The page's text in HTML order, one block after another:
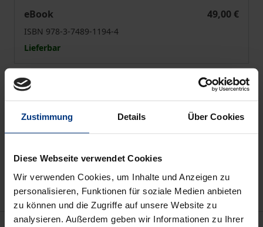
Zustimmung Details Über Cookies
Diese Webseite verwendet Cookies
Wir verwenden Cookies, um Inhalte und Anzeigen zu
personalisieren, Funktionen für soziale Medien anbieten
zu können und die Zugriffe auf unsere Website zu
analysieren. Außerdem geben wir Informationen zu Ihrer
eBook
49,00 €
ISBN 978-3-7489-1194-4
Lieferbar
Preisangaben inkl. MwSt. Abhängig von der Lieferadresse
kann die MwSt. an der Kasse variieren.
In den Warenkorb
Zur Wunschliste hinzufügen